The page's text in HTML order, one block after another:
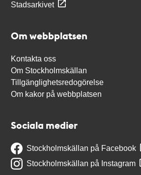
Stadsarkivet
Om webbplatsen
Kontakta oss
Om Stockholmskällan
Tillgänglighetsredogörelse
Om kakor på webbplatsen
Sociala medier
Stockholmskällan på Facebook
Stockholmskällan på Instagram